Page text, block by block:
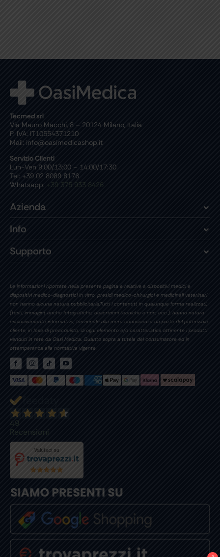
Tecmed srl
Via Mauro Macchi, 8 – 20124 Milano, Italia
P. IVA: IT10554371210
Mail: info@oasimedicashop.it
Servizio Clienti
Lun-Ven 9:00/13:00 – 14:00/17:30
Tel: +39 02 8089 8176
Whatsapp: +39 375 933 8426
Azienda
Info
Supporto
Le informazioni riportate nella presente pagina e relative a dispositivi medici e
dispositivi medico-diagnostici in vitro, presidi medico-chirurgici e medicinali veterinari
non hanno alcuna natura pubblicitaria.Tutti i contenuti, in qualunque forma realizzati,
(testi, immagini, anche fotografiche, descrizioni tecniche e non, ecc.), hanno natura
esclusivamente informativa, funzionale alla mera conoscenza da parte del potenziale
cliente, in fase di preacquisto, di ogni elemento e/o caratteristica attinente i prodotti
venduti in rete da Oasi Medica. Quanto sopra a tutela del consumatore ed in
ottemperanza alla normativa vigente.
49
Recensioni